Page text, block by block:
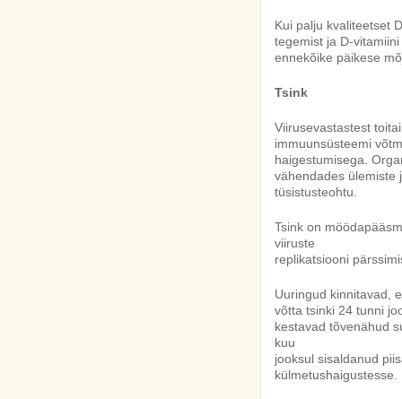
Kui palju kvaliteetset
tegemist ja D-
ennekõike päikese
Tsink
Viirusevastastest
immuunsüsteemi
haigestumisega.
vähendades ülemiste
tüsistusteohtu.
Tsink on
viiruste
replikatsiooni
Uuringud kinnitavad,
võtta tsinki 24 tunni
kestavad tõvenähud
kuu
jooksul sisaldanud
külmetushaigustesse.